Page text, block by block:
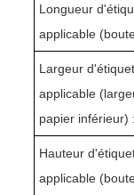
Longueur
applicable
Largeur
applicable
papier inférieur) :
Hauteur
applicable